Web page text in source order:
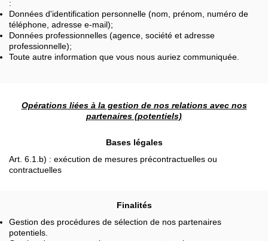
:
Données d'identification personnelle (nom, prénom, numéro de
téléphone, adresse e-mail);
Données professionnelles (agence, société et adresse
professionnelle);
Toute autre information que vous nous auriez communiquée.
Opérations liées à la gestion de nos relations avec nos
partenaires (potentiels)
Bases légales
Art. 6.1.b) : exécution de mesures précontractuelles ou
contractuelles
Finalités
Gestion des procédures de sélection de nos partenaires
potentiels.